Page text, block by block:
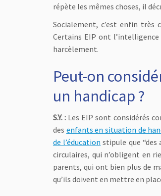
répète les mêmes choses, il
Socialement, c’est enfin très
Certains EIP ont l’intelligence
harcèlement.
Peut-on
un handicap ?
S.Y. : Les EIP sont considérés
des enfants en situation de
de l’éducation stipule que
circulaires, qui n’obligent en
parents, qui ont bien plus de
qu’ils doivent en mettre en